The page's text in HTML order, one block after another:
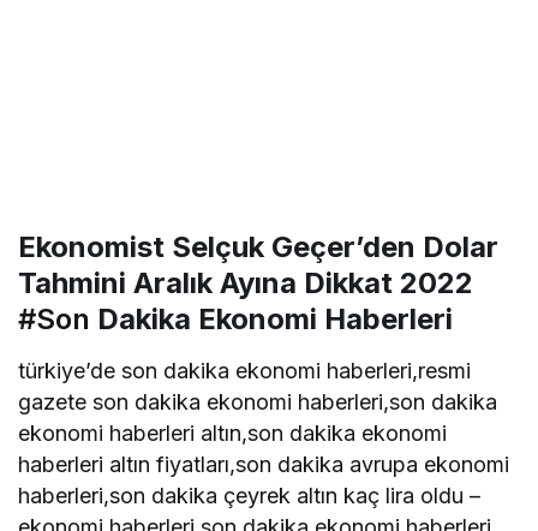
Ekonomist Selçuk Geçer’den Dolar
Tahmini Aralık Ayına Dikkat 2022
#Son Dakika Ekonomi Haberleri
türkiye’de son dakika ekonomi haberleri,resmi
gazete son dakika ekonomi haberleri,son dakika
ekonomi haberleri altın,son dakika ekonomi
haberleri altın fiyatları,son dakika avrupa ekonomi
haberleri,son dakika çeyrek altın kaç lira oldu –